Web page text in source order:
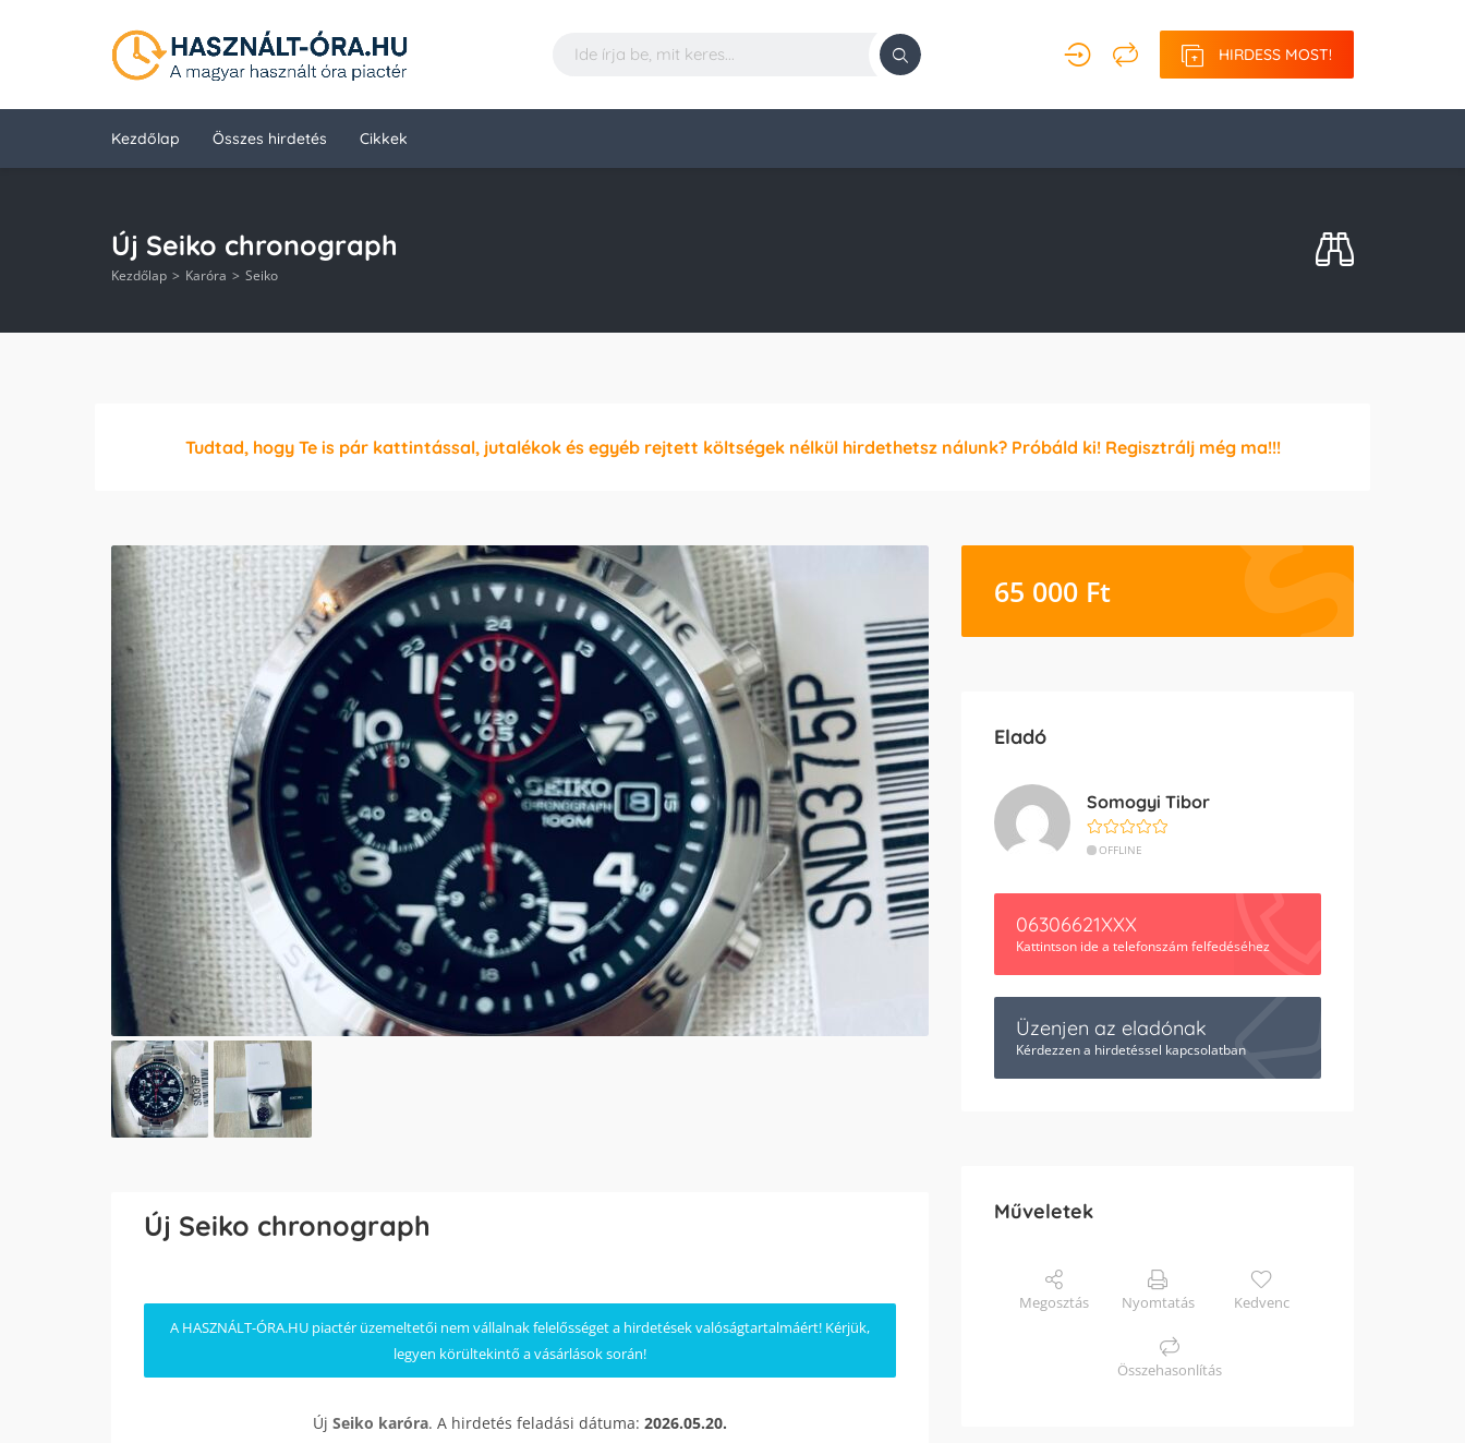
HIRDESS MOST!
Kezdőlap Összes hirdetés Cikkek
Új Seiko chronograph
Kezdőlap Karóra Seiko
Tudtad, hogy Te is pár kattintással, jutalékok és egyéb rejtett költségek nélkül hirdethetsz nálunk? Próbáld ki! Regisztrálj még ma!!!
Új Seiko chronograph
A HASZNÁLT-ÓRA.HU piactér üzemeltetői nem vállalnak felelősséget a hirdetések valóságtartalmáért! Kérjük,
legyen körültekintő a vásárlások során!
Új Seiko karóra. A hirdetés feladási dátuma: 2026.05.20.
65 000 Ft
Eladó
Somogyi Tibor
OFFLINE
06306621XXX
Kattintson ide a telefonszám felfedéséhez
Üzenjen az eladónak
Kérdezzen a hirdetéssel kapcsolatban
Műveletek
Megosztás Nyomtatás Kedvenc
Összehasonlítás